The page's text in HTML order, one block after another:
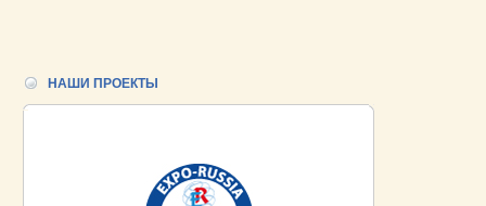
НАШИ ПРОЕКТЫ